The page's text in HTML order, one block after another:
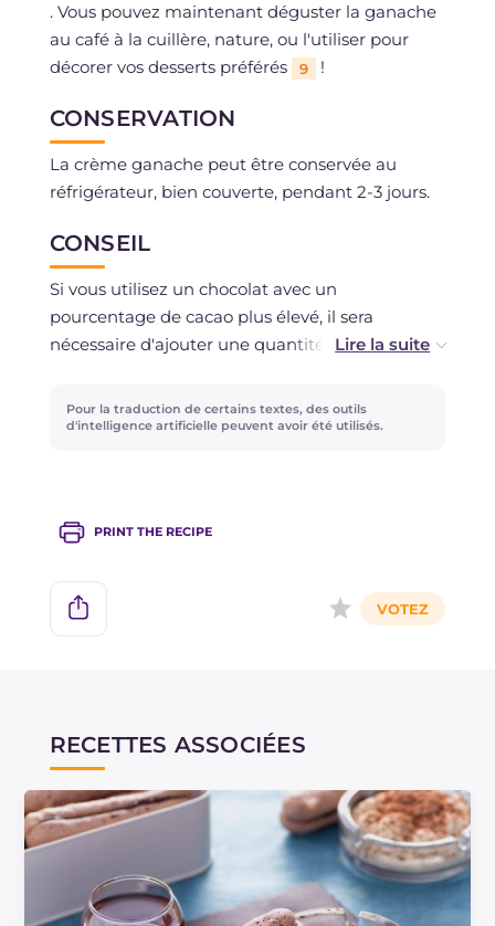
. Vous pouvez maintenant déguster la ganache
au café à la cuillère, nature, ou l'utiliser pour
décorer vos desserts préférés
9 !
CONSERVATION
La crème ganache peut être conservée au
réfrigérateur, bien couverte, pendant 2-3 jours.
CONSEIL
Si vous utilisez un chocolat avec un
pourcentage de cacao plus élevé, il sera
nécessaire d'ajouter une quantité plus
ganache montée, il faudra la monter au batteur
électrique une fois complètement refroidie : il
Pour la traduction de certains textes, des outils
d'intelligence artificielle peuvent avoir été utilisés.
PRINT THE RECIPE
RECETTES ASSOCIÉES